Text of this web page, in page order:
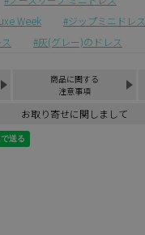
Week
ジップミニドレス
灰(グレー)のドレス
商品に関する
注意事項
お取り寄せに関しまして